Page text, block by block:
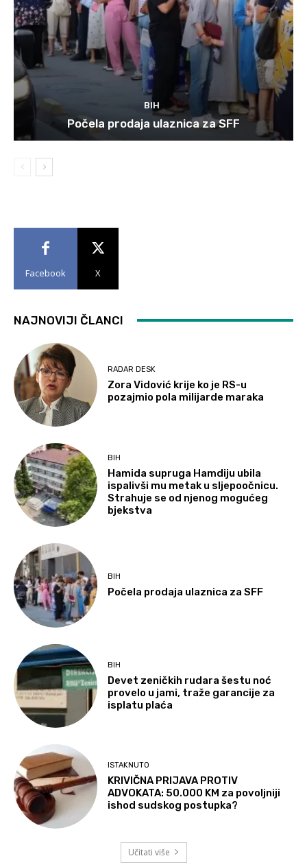
BIH
Počela prodaja ulaznica za SFF
Facebook X
NAJNOVIJI ČLANCI
RADAR DESK
Zora Vidović krije ko je RS-u
pozajmio pola milijarde maraka
BIH
Hamida supruga Hamdiju ubila
ispalivši mu metak u sljepoočnicu.
Strahuje se od njenog mogućeg
bjekstva
BIH
Počela prodaja ulaznica za SFF
BIH
Devet zeničkih rudara šestu noć
provelo u jami, traže garancije za
isplatu plaća
ISTAKNUTO
KRIVIČNA PRIJAVA PROTIV
ADVOKATA: 50.000 KM za povoljniji
ishod sudskog postupka?
Učitati više